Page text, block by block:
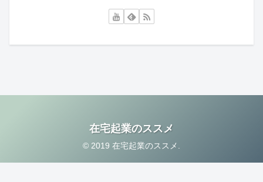
在宅起業のススメ
© 2019 在宅起業のススメ.